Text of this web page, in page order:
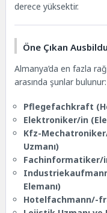
derece yüksektir.
Öne Çıkan
Almanya’da en fazla
arasında şunlar bulunur:
Pflegefachkraft
Elektroniker/in
Kfz-
Uzmanı)
Fachinformatiker/
Elemanı)
Hotelfachmann/-